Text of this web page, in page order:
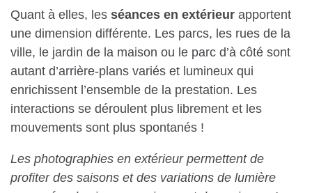
Quant à elles, les séances en extérieur apportent
une dimension différente. Les parcs, les rues de la
ville, le jardin de la maison ou le parc d’à côté sont
autant d’arrière-plans variés et lumineux qui
enrichissent l’ensemble de la prestation. Les
interactions se déroulent plus librement et les
mouvements sont plus spontanés !
Les photographies en extérieur permettent de
profiter des saisons et des variations de lumière